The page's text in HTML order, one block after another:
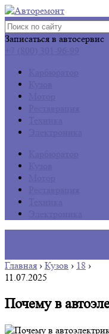
Записаться в автосервис
Главная › Кузов › 18 ›
11.07.2025
Почему в